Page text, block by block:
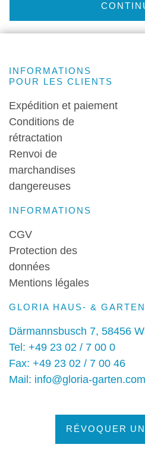
INFORMATIONS
POUR LES CLIENTS
Expédition et paiement
Conditions de
rétractation
Renvoi de
marchandises
dangereuses
INFORMATIONS
CGV
Protection des
données
Mentions légales
GLORIA HAUS- &
Därmannsbusch 7, 58456
Tel: +49 23 02 / 7 00 0
Fax: +49 23 02 / 7 00 46
Mail: info@gloria-garten.com
RÉVOQUER